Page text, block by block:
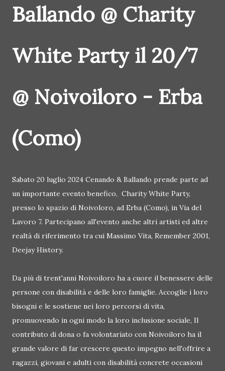
Ballando @ Charity
White Party il 20/7
@ Noivoiloro - Erba
(Como)
Sabato 20 luglio 2024 Cenando & Ballando prende parte ad
un importante evento benefico, Charity White Party,
presso lo spazio di Noivoloro, ad Erba (Como), in Via del
Lavoro 7. Partecipano all'evento anche altri artisti ed altre
realtà di riferimento tra cui Massimo Vita, Remember 2001,
Deejay History.
Da più di trent'anni Noivoiloro ha a cuore il benessere delle
persone con disabilità e delle loro famiglie. Accoglie i loro
bisogni e le sostiene nei loro percorsi di vita,
promuovendo in ogni modo la loro inclusione sociale, Il
contributo di dona o fa volontariato con Noivoiloro ha il
grande valore di far crescere questo impegno nell'offrire a
ragazzi, giovani e adulti con disabilità concrete occasioni